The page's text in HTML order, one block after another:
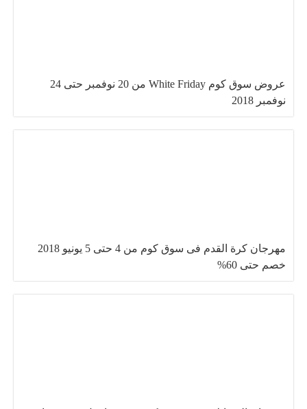
عروض سوق كوم White Friday من 20 نوفمبر حتى 24
نوفمبر 2018
مهرجان كرة القدم فى سوق كوم من 4 حتى 5 يونيو 2018
خصم حتى 60%